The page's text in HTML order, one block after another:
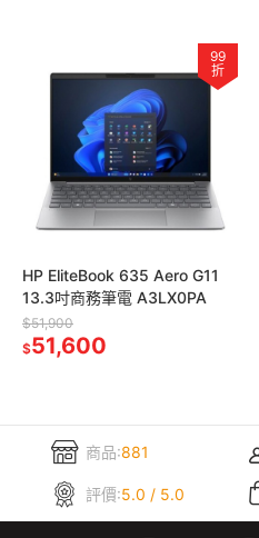
99
折
HP EliteBook 635 Aero G11
13.3吋商務筆電 A3LX0PA
$51,900
$51,600
商品:881
評價:5.0 / 5.0